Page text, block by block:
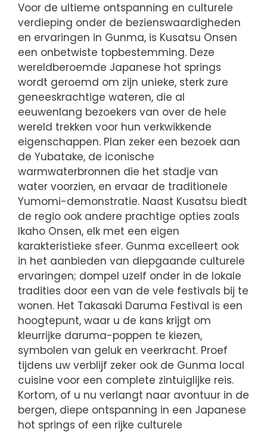
Voor de ultieme ontspanning en culturele
verdieping onder de bezienswaardigheden
en ervaringen in Gunma, is Kusatsu Onsen
een onbetwiste topbestemming. Deze
wereldberoemde Japanese hot springs
wordt geroemd om zijn unieke, sterk zure
geneeskrachtige wateren, die al
eeuwenlang bezoekers van over de hele
wereld trekken voor hun verkwikkende
eigenschappen. Plan zeker een bezoek aan
de Yubatake, de iconische
warmwaterbronnen die het stadje van
water voorzien, en ervaar de traditionele
Yumomi-demonstratie. Naast Kusatsu biedt
de regio ook andere prachtige opties zoals
Ikaho Onsen, elk met een eigen
karakteristieke sfeer. Gunma excelleert ook
in het aanbieden van diepgaande culturele
ervaringen; dompel uzelf onder in de lokale
tradities door een van de vele festivals bij te
wonen. Het Takasaki Daruma Festival is een
hoogtepunt, waar u de kans krijgt om
kleurrijke daruma-poppen te kiezen,
symbolen van geluk en veerkracht. Proef
tijdens uw verblijf zeker ook de Gunma local
cuisine voor een complete zintuiglijke reis.
Kortom, of u nu verlangt naar avontuur in de
bergen, diepe ontspanning in een Japanese
hot springs of een rijke culturele